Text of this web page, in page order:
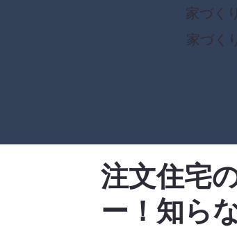
家づく
家づく
注文住宅
ー！知ら